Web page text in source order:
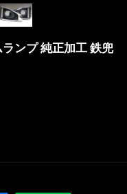
ンプ 純正加工 鉄兜